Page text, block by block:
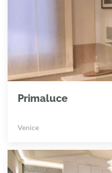
Primaluce
Venice